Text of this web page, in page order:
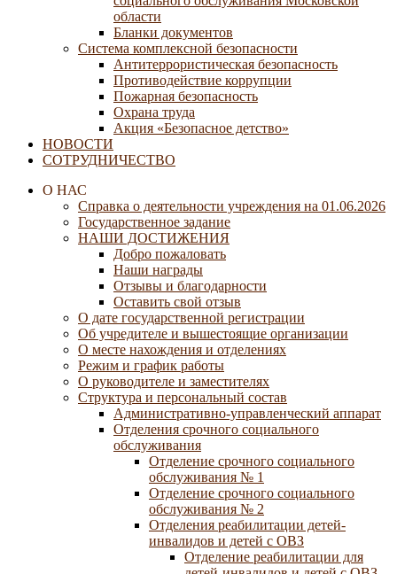
области
Бланки документов
Система комплексной безопасности
Антитеррористическая безопасность
Противодействие коррупции
Пожарная безопасность
Охрана труда
Акция «Безопасное детство»
НОВОСТИ
СОТРУДНИЧЕСТВО
О НАС
Справка о деятельности учреждения на 01.06.2026
Государственное задание
НАШИ ДОСТИЖЕНИЯ
Добро пожаловать
Наши награды
Отзывы и благодарности
Оставить свой отзыв
О дате государственной регистрации
Об учредителе и вышестоящие организации
О месте нахождения и отделениях
Режим и график работы
О руководителе и заместителях
Структура и персональный состав
Административно-управленческий аппарат
Отделения срочного социального
обслуживания
Отделение срочного социального
обслуживания № 1
Отделение срочного социального
обслуживания № 2
Отделения реабилитации детей-
инвалидов и детей с ОВЗ
Отделение реабилитации для